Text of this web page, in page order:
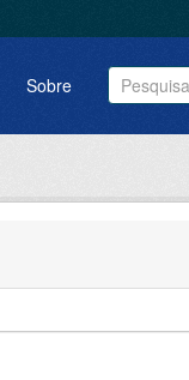
Sobre